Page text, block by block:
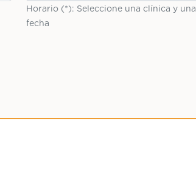
Horario (*): Seleccione una clínica y una
fecha